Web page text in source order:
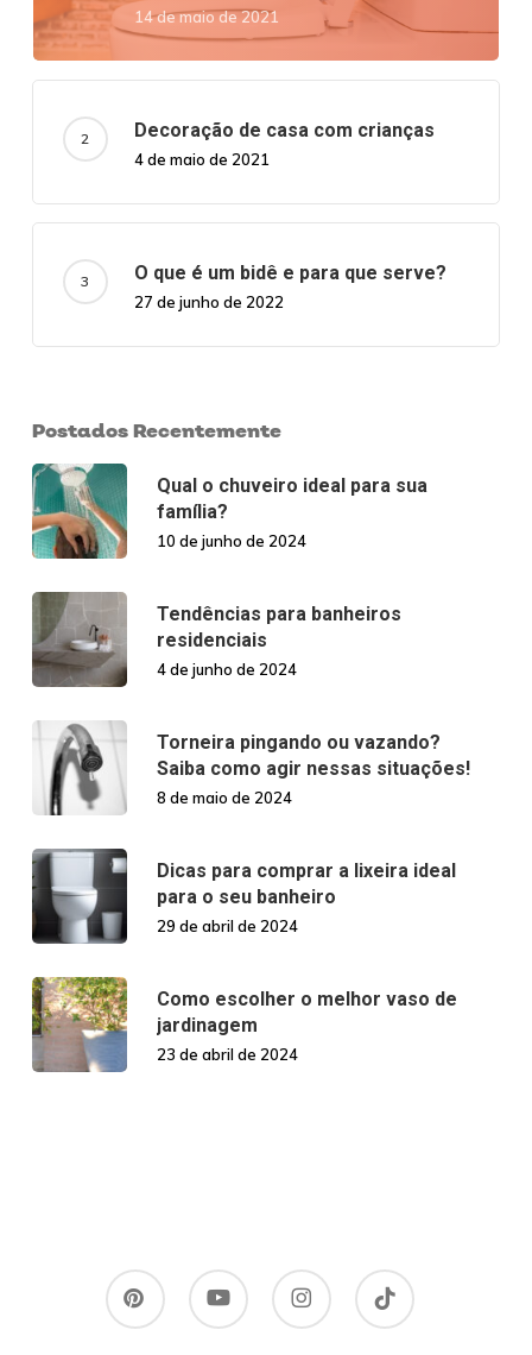
14 de maio de 2021
Decoração de casa com crianças
4 de maio de 2021
O que é um bidê e para que serve?
27 de junho de 2022
Postados Recentemente
Qual o chuveiro ideal para sua
família?
10 de junho de 2024
Tendências para banheiros
residenciais
4 de junho de 2024
Torneira pingando ou vazando?
Saiba como agir nessas situações!
8 de maio de 2024
Dicas para comprar a lixeira ideal
para o seu banheiro
29 de abril de 2024
Como escolher o melhor vaso de
jardinagem
23 de abril de 2024
pinterest youtube instagram tiktok